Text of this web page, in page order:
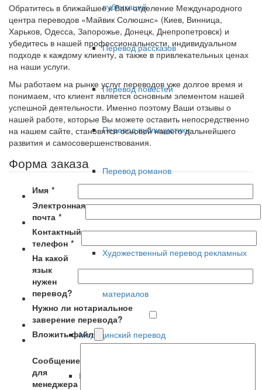
публикаций
Перевод рассказов
Перевод повестей
Перевод публицистики
Перевод романов
Художественный перевод рекламных
материалов
Медицинский перевод
Перевод паспорта
Обратитесь в ближайшее к Вам отделение Международного
центра переводов «Майвик Солюшнс» (Киев, Винница,
Харьков, Одесса, Запорожье, Донецк, Днепропетровск) и
убедитесь в нашей профессиональности, индивидуальном
подходе к каждому клиенту, а также в привлекательных ценах
на наши услуги.
Мы работаем на рынке услуг переводов уже долгое время и
понимаем, что клиент является основным элементом нашей
успешной деятельности. Именно поэтому Ваши отзывы о
нашей работе, которые Вы можете оставить непосредственно
на нашем сайте, становятся основой нашего дальнейшего
развития и самосовершенствования.
Форма заказа
Имя *
Электронная
почта *
Контактный
телефон *
На какой
язык
нужен
перевод?
Нужно ли нотариальное
заверение перевода?
Вложить файл
Сообщение
для
менеджера